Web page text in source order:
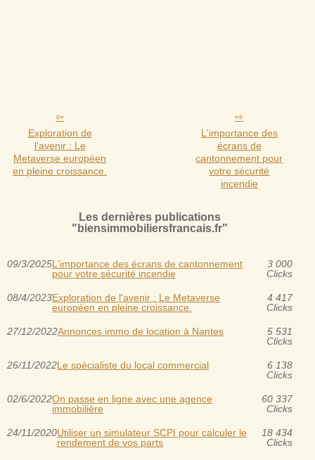
Exploration de
l'avenir : Le
Metaverse européen
en pleine croissance.
L'importance des
écrans de
cantonnement pour
votre sécurité
incendie
Les dernières publications
"biensimmobiliersfrancais.fr"
09/3/2025L'importance des écrans de cantonnement
pour votre sécurité incendie
3 000
Clicks
08/4/2023Exploration de l'avenir : Le Metaverse
européen en pleine croissance.
4 417
Clicks
27/12/2022Annonces immo de location à Nantes
5 531
Clicks
26/11/2022Le spécialiste du local commercial
6 138
Clicks
02/6/2022On passe en ligne avec une agence
immobilière
60 337
Clicks
24/11/2020Utiliser un simulateur SCPI pour calculer le
rendement de vos parts
18 434
Clicks